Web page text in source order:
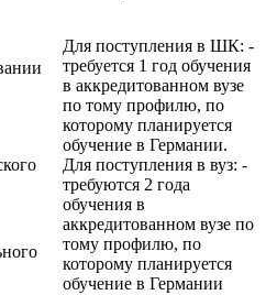
Для поступления в ШК: -
требуется 1 год обучения
в аккредитованном вузе
по тому профилю, по
которому планируется
обучение в Германии.
Для поступления в вуз: -
требуются 2 года
обучения в
аккредитованном вузе по
тому профилю, по
которому планируется
обучение в Германии